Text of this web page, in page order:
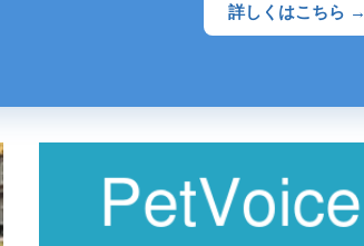
詳しくはこちら →